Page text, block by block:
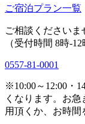
ご宿泊プラン一覧
ご相談くださいま
（受付時間 8時-
0557-81-0001
※10:00～12:00・
くなります。お
用頂くか、お時間